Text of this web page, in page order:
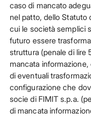
caso di mancato
nel patto, dello Statuto
cui le società semplici
futuro essere
struttura (penale di
mancata
di eventuali
configurazione che
socie di FIMIT s.p.a.
di mancata